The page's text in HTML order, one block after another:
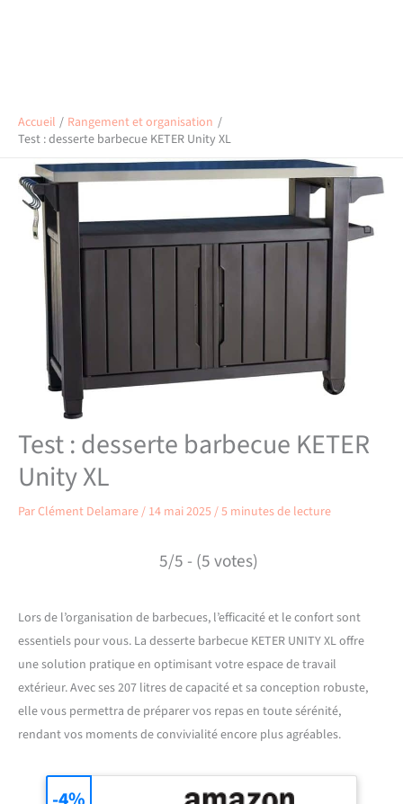
Accueil
Rangement et organisation
Test : desserte barbecue KETER Unity XL
Test : desserte barbecue KETER
Unity XL
ParClément Delamare/ 14 mai 2025/5 minutes de lecture
5/5 - (5 votes)
Lors de l’organisation de barbecues, l’efficacité et le confort sont
essentiels pour vous. La desserte barbecue KETER UNITY XL offre
une solution pratique en optimisant votre espace de travail
extérieur. Avec ses 207 litres de capacité et sa conception robuste,
elle vous permettra de préparer vos repas en toute sérénité,
rendant vos moments de convivialité encore plus agréables.